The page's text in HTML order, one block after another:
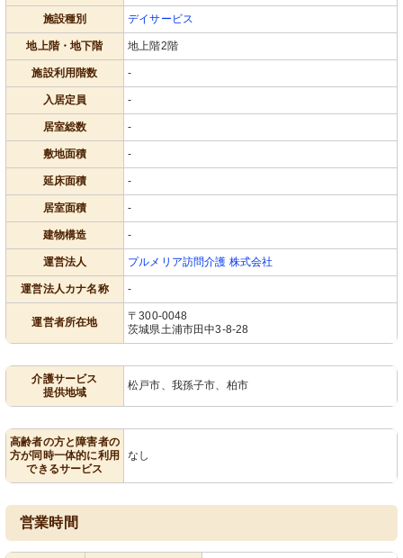
施設種別 デイサービス
地上階・地下階 地上階2階
施設利用階数 -
入居定員 -
居室総数 -
敷地面積 -
延床面積 -
居室面積 -
建物構造 -
運営法人 プルメリア訪問介護 株式会社
運営法人カナ名称 -
運営者所在地
〒300-0048
茨城県土浦市田中3-8-28
介護サービス
提供地域
松戸市、我孫子市、柏市
高齢者の方と障害者の
方が同時一体的に利用
できるサービス
なし
営業時間